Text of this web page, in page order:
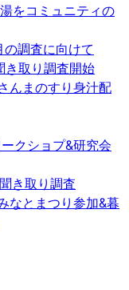
をコミュニティの
調査に向けて
取り調査開始
んまのすり身汁配
クショプ&研究会
き取り調査
とまつり参加&暮